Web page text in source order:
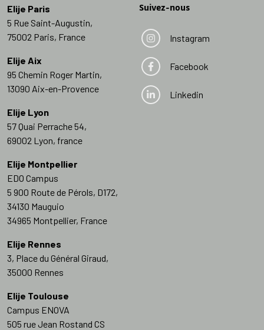
Elije Paris
5 Rue Saint-Augustin,
75002 Paris, France
Elije Aix
95 Chemin Roger Martin,
13090 Aix-en-Provence
Elije Lyon
57 Quai Perrache 54,
69002 Lyon, france
Elije Montpellier
EDO Campus
5 900 Route de Pérols, D172,
34130 Mauguio
34965 Montpellier, France
Elije Rennes
3, Place du Général Giraud,
35000 Rennes
Elije Toulouse
Campus ENOVA
505 rue Jean Rostand CS
Suivez-nous
Instagram
Facebook
Linkedin